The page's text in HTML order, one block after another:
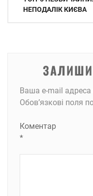
записів
НЕПОДАЛІК КИЄВА
Ваша e-mail
Обов’язкові поля
Коментар
*